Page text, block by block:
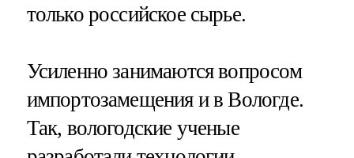
только российское сырье.
Усиленно занимаются вопросом
импортозамещения и в Вологде.
Так, вологодские ученые